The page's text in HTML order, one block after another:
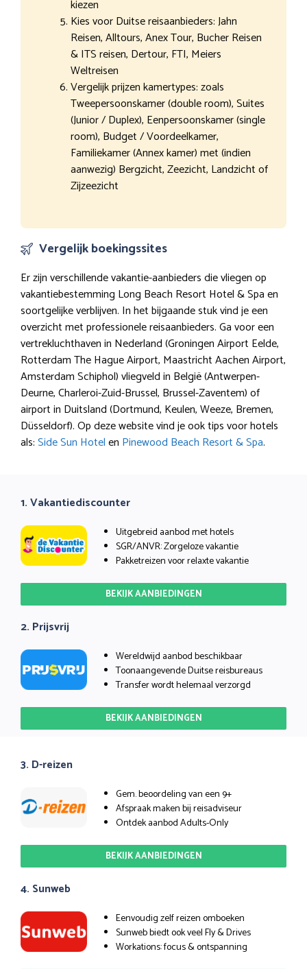
kiezen
Kies voor Duitse reisaanbieders: Jahn
Reisen, Alltours, Anex Tour, Bucher Reisen
& ITS reisen, Dertour, FTI, Meiers
Weltreisen
Vergelijk prijzen kamertypes: zoals
Tweepersoonskamer (double room), Suites
(Junior / Duplex), Eenpersoonskamer (single
room), Budget / Voordeelkamer,
Familiekamer (Annex kamer) met (indien
aanwezig) Bergzicht, Zeezicht, Landzicht of
Zijzeezicht
Vergelijk boekingssites
Er zijn verschillende vakantie-aanbieders die vliegen op
vakantiebestemming Long Beach Resort Hotel & Spa en
soortgelijke verblijven. In het bijgaande stuk vind je een
overzicht met professionele reisaanbieders. Ga voor een
vertrekluchthaven in Nederland (Groningen Airport Eelde,
Rotterdam The Hague Airport, Maastricht Aachen Airport,
Amsterdam Schiphol) vliegveld in België (Antwerpen-
Deurne, Charleroi-Zuid-Brussel, Brussel-Zaventem) of
airport in Duitsland (Dortmund, Keulen, Weeze, Bremen,
Düsseldorf). Op deze website vind je ook tips voor hotels
als:Side Sun Hotelen Pinewood Beach Resort & Spa.
1. Vakantiediscounter
Uitgebreid aanbod met hotels
SGR/ANVR: Zorgeloze vakantie
Pakketreizen voor relaxte vakantie
BEKIJK AANBIEDINGEN
2. Prijsvrij
Wereldwijd aanbod beschikbaar
Toonaangevende Duitse reisbureaus
Transfer wordt helemaal verzorgd
BEKIJK AANBIEDINGEN
3. D-reizen
Gem. beoordeling van een 9+
Afspraak maken bij reisadviseur
Ontdek aanbod Adults-Only
BEKIJK AANBIEDINGEN
4. Sunweb
Eenvoudig zelf reizen omboeken
Sunweb biedt ook veel Fly & Drives
Workations: focus & ontspanning